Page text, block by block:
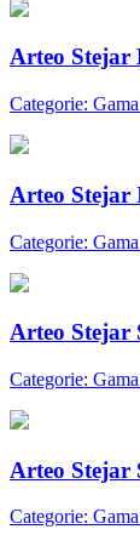
Arteo Stejar
Categorie:
Arteo Stejar
Categorie:
Arteo Stejar
Categorie:
Arteo Stejar
Categorie: